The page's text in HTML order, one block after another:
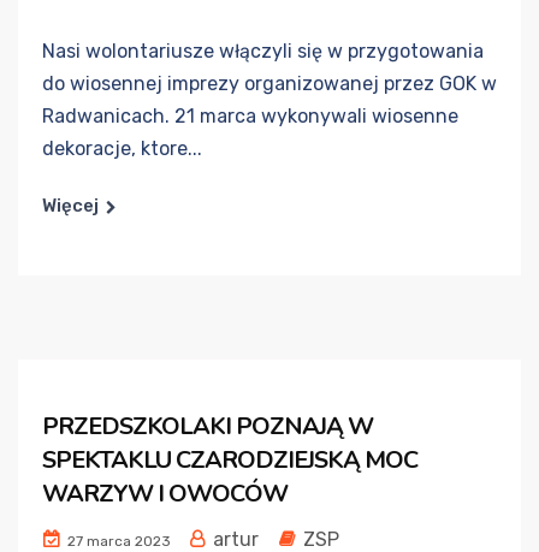
Nasi wolontariusze włączyli się w przygotowania
do wiosennej imprezy organizowanej przez GOK w
Radwanicach. 21 marca wykonywali wiosenne
dekoracje, ktore...
Więcej
PRZEDSZKOLAKI POZNAJĄ W
SPEKTAKLU CZARODZIEJSKĄ MOC
WARZYW I OWOCÓW
27 marca 2023 artur ZSP